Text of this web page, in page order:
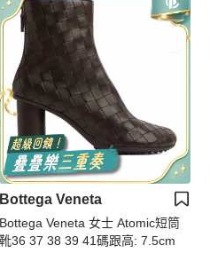
Bottega Veneta
Bottega Veneta 女士 Atomic短筒
靴36 37 38 39 41碼跟高: 7.5cm